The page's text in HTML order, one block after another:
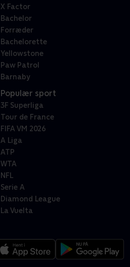
X Factor
Bachelor
Forræder
Bachelorette
Yellowstone
Paw Patrol
Barnaby
Populær sport
3F Superliga
Tour de France
FIFA VM 2026
A Liga
ATP
WTA
NFL
Serie A
Diamond League
La Vuelta